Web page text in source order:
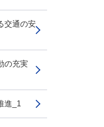
交通の安
の充実
進_1